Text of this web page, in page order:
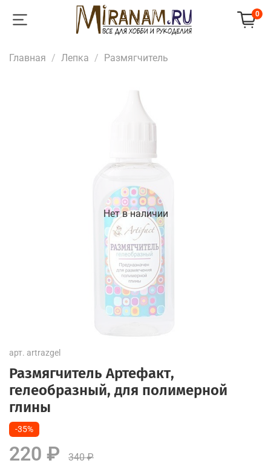
0
Главная Лепка Размягчитель
Нет в наличии
арт. artrazgel
Размягчитель Артефакт,
гелеобразный, для полимерной
глины
-35%
220 ₽ 340 ₽